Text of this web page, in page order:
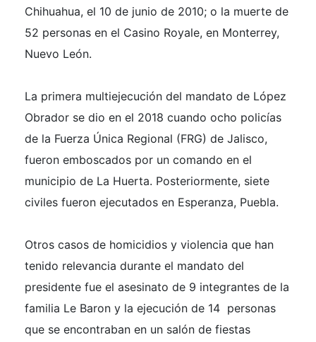
Chihuahua, el 10 de junio de 2010; o la muerte de
52 personas en el Casino Royale, en Monterrey,
Nuevo León.
La primera multiejecución del mandato de López
Obrador se dio en el 2018 cuando ocho policías
de la Fuerza Única Regional (FRG) de Jalisco,
fueron emboscados por un comando en el
municipio de La Huerta. Posteriormente, siete
civiles fueron ejecutados en Esperanza, Puebla.
Otros casos de homicidios y violencia que han
tenido relevancia durante el mandato del
presidente fue el asesinato de 9 integrantes de la
familia Le Baron y la ejecución de 14 personas
que se encontraban en un salón de fiestas